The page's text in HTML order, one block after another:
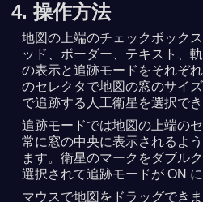
4. 操作方法
地図の上端のチェックボック
ッド、ボーダー、テキスト、
の表示と追跡モードをそれぞ
のセレクタで地図の窓のサイ
で追跡する人工衛星を選択でき
追跡モードでは地図の上端の
常に窓の中央に表示されるよ
ます。衛星のマークをダブル
選択されて追跡モードが ON に
マウスで地図をドラッグでき